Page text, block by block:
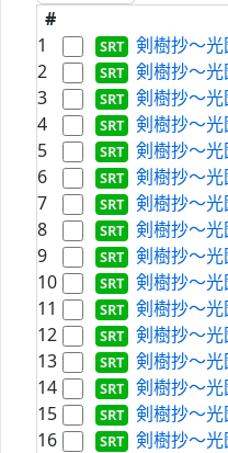
#
1
剣樹抄～
2
剣樹抄～
3
剣樹抄～
4
剣樹抄～
5
剣樹抄～
6
剣樹抄～
7
剣樹抄～
8
剣樹抄～
9
剣樹抄～
10
剣樹抄～
11
剣樹抄～
12
剣樹抄～
13
剣樹抄～
14
剣樹抄～
15
剣樹抄～
16
剣樹抄～